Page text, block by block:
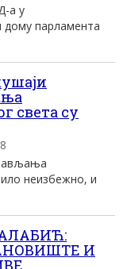
а у
дому парламента
света су
неизбежно, и
И